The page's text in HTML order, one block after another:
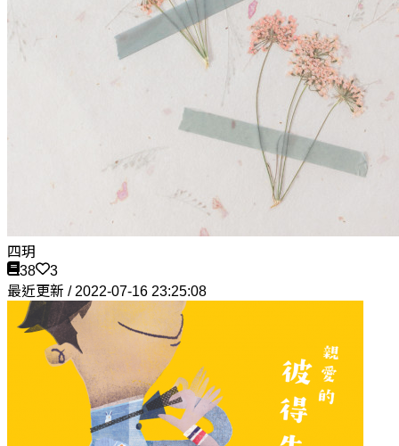
四玥
38
3
最近更新 / 2022-07-16 23:25:08